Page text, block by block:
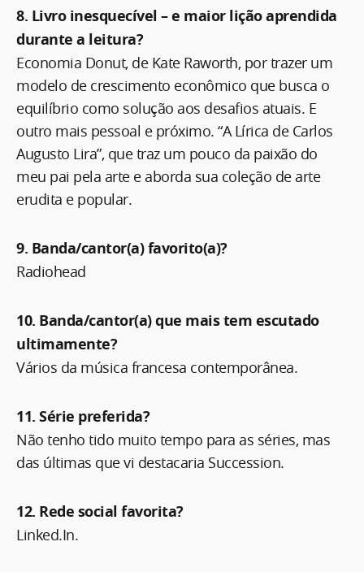
8. Livro inesquecível – e maior lição aprendida
durante a leitura?
Economia Donut, de Kate Raworth, por trazer um
modelo de crescimento econômico que busca o
equilíbrio como solução aos desafios atuais. E
outro mais pessoal e próximo. “A Lírica de Carlos
Augusto Lira”, que traz um pouco da paixão do
meu pai pela arte e aborda sua coleção de arte
erudita e popular.
9. Banda/cantor(a) favorito(a)?
Radiohead
10. Banda/cantor(a) que mais tem escutado
ultimamente?
Vários da música francesa contemporânea.
11. Série preferida?
Não tenho tido muito tempo para as séries, mas
das últimas que vi destacaria Succession.
12. Rede social favorita?
Linked.In.